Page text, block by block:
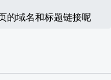
的域名和标题链接呢